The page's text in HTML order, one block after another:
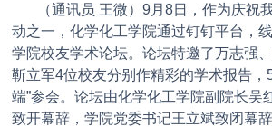
（通讯员 王微）9月8日，作为庆祝
动之一，化学化工学院通过钉钉平台，
学院校友学术论坛。论坛特邀了万志强
靳立军4位校友分别作精彩的学术报告，
端”参会。论坛由化学化工学院副院长吴
致开幕辞，学院党委书记王立斌致闭幕辞